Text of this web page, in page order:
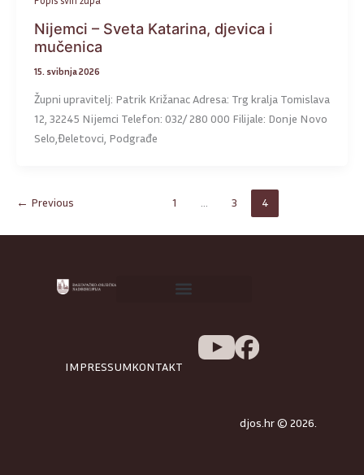
Nijemci – Sveta Katarina, djevica i
mučenica
15. svibnja 2026
Župni upravitelj: Patrik Križanac Adresa: Trg kralja Tomislava
12, 32245 Nijemci Telefon: 032/ 280 000 Filijale: Donje Novo
Selo,Đeletovci, Podgrađe
← Previous 1 3 4
IMPRESSUMKONTAKT
djos.hr © 2026.